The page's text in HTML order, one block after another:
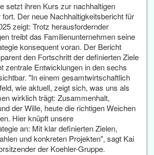
setzt ihren Kurs zur nachhaltigen
Der neue Nachhaltigkeitsbericht für
zeigt: Trotz herausfordernder
treibt das Familienunternehmen seine
konsequent voran. Der Bericht
den Fortschritt der definierten Ziele
zentrale Entwicklungen in den sechs
"In einem gesamtwirtschaftlich
wie aktuell, zeigt sich, was uns als
wirklich trägt: Zusammenhalt,
der Wille, heute die richtigen Weichen
Hier knüpft unsere
an: Mit klar definierten Zielen,
und konkreten Projekten", sagt Kai
der Koehler-Gruppe.